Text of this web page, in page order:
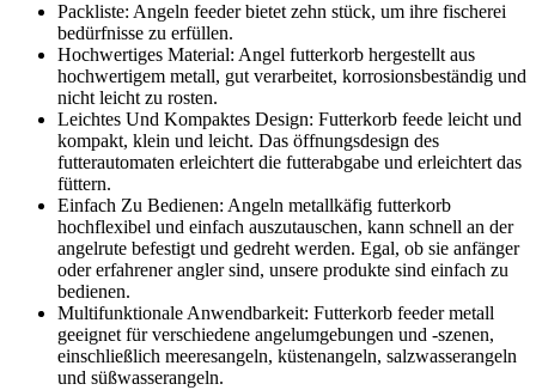
Packliste: Angeln feeder bietet zehn stück, um ihre fischerei
bedürfnisse zu erfüllen.
Hochwertiges Material: Angel futterkorb hergestellt aus
hochwertigem metall, gut verarbeitet, korrosionsbeständig und
nicht leicht zu rosten.
Leichtes Und Kompaktes Design: Futterkorb feede leicht und
kompakt, klein und leicht. Das öffnungsdesign des
futterautomaten erleichtert die futterabgabe und erleichtert das
füttern.
Einfach Zu Bedienen: Angeln metallkäfig futterkorb
hochflexibel und einfach auszutauschen, kann schnell an der
angelrute befestigt und gedreht werden. Egal, ob sie anfänger
oder erfahrener angler sind, unsere produkte sind einfach zu
bedienen.
Multifunktionale Anwendbarkeit: Futterkorb feeder metall
geeignet für verschiedene angelumgebungen und -szenen,
einschließlich meeresangeln, küstenangeln, salzwasserangeln
und süßwasserangeln.